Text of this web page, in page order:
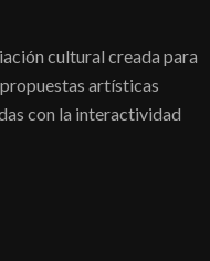
cultural creada para
artísticas
con la interactividad